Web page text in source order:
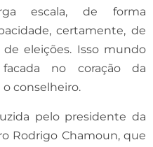
escala, de forma
certamente, de
eleições. Isso mundo
no coração da
o conselheiro.
pelo presidente da
Rodrigo Chamoun, que